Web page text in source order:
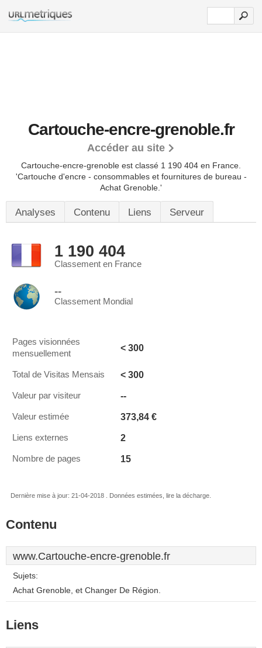
Cartouche-encre-grenoble.fr
Accéder au site
Cartouche-encre-grenoble est classé 1 190 404 en France.
'Cartouche d'encre - consommables et fournitures de bureau -
Achat Grenoble.'
Analyses Contenu Liens Serveur
1 190 404
Classement en France
--
Classement Mondial
Pages visionnées
mensuellement
< 300
Total de Visitas Mensais < 300
Valeur par visiteur --
Valeur estimée 373,84 €
Liens externes 2
Nombre de pages 15
Dernière mise à jour: 21-04-2018 . Données estimées, lire la décharge.
Contenu
www.Cartouche-encre-grenoble.fr
Sujets:
Achat Grenoble, et Changer De Région.
Liens